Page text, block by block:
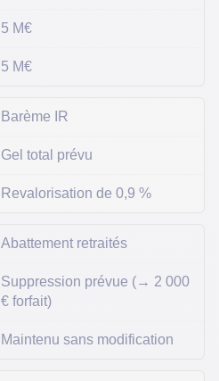
5 M€
5 M€
Barème IR
Gel total prévu
Revalorisation de 0,9 %
Abattement retraités
Suppression prévue (→ 2 000
€ forfait)
Maintenu sans modification